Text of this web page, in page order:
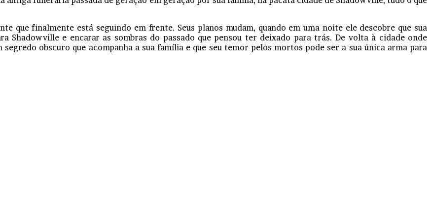
que finalmente está seguindo em frente. Seus planos mudam, quando em uma noite ele descobre que sua
Shadowville e encarar as sombras do passado que pensou ter deixado para trás. De volta à cidade onde
obscuro que acompanha a sua família e que seu temor pelos mortos pode ser a sua única arma para